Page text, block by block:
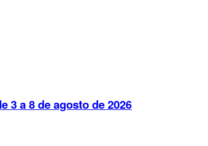
3 a 8 de agosto de 2026